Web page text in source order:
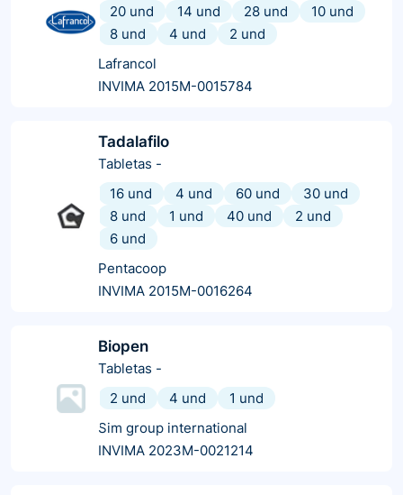
20 und
14 und 28 und
10 und
8 und
4 und
2 und
Lafrancol
INVIMA 2015M-0015784
Tadalafilo
Tabletas -
16 und
4 und 60 und
30 und
8 und
1 und 40 und
2 und
6 und
Pentacoop
INVIMA 2015M-0016264
Biopen
Tabletas -
2 und
4 und
1 und
Sim group international
INVIMA 2023M-0021214